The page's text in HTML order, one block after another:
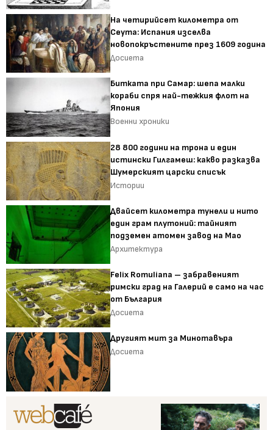
На четирийсет километра от
Сеута: Испания изселва
новопокръстените през 1609 година
Досиета
Битката при Самар: шепа малки
кораби спря най-тежкия флот на
Япония
Военни хроники
28 800 години на трона и един
истински Гилгамеш: какво разказва
Шумерският царски списък
Истории
Двайсет километра тунели и нито
един грам плутоний: тайният
подземен атомен завод на Мао
Архитектура
Felix Romuliana – забравеният
римски град на Галерий е само на час
от България
Досиета
Другият мит за Минотавъра
Досиета